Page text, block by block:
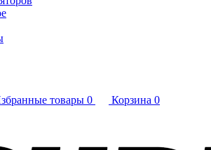
товары 0 Корзина 0